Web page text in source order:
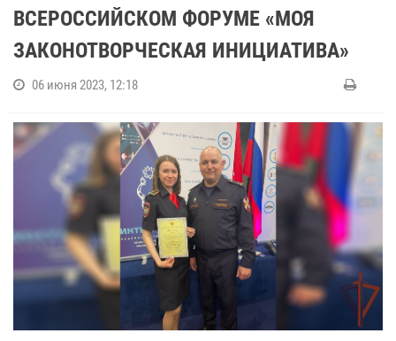
ВСЕРОССИЙСКОМ ФОРУМЕ «МОЯ
ЗАКОНОТВОРЧЕСКАЯ ИНИЦИАТИВА»
06 июня 2023, 12:18